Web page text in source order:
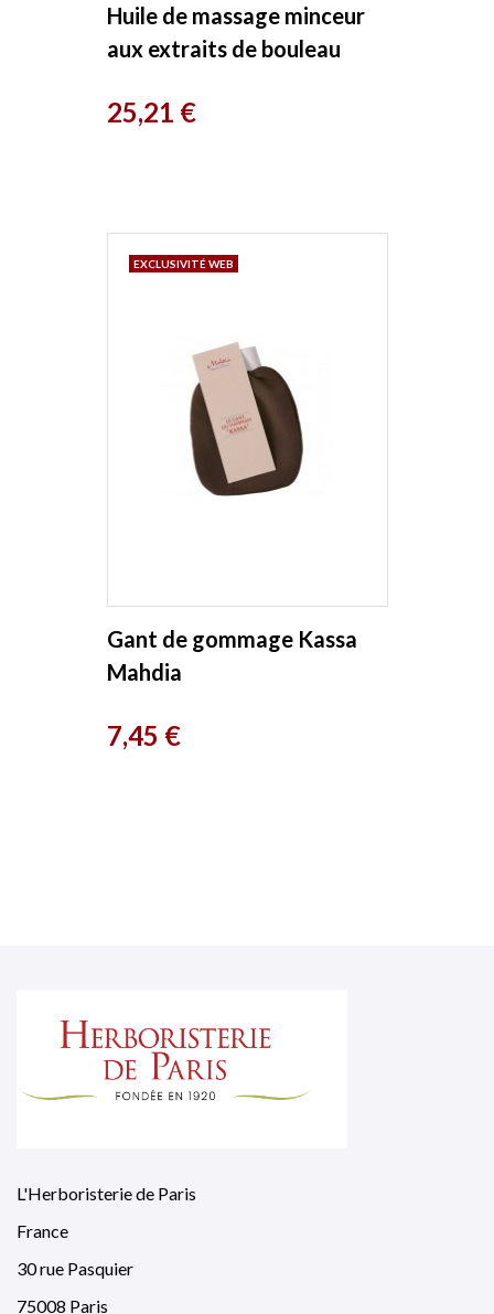
Huile de massage minceur
aux extraits de bouleau
Prix
25,21 €
Gant de gommage Kassa
Mahdia
Prix
7,45 €
EXCLUSIVITÉ WEB
L'Herboristerie de Paris
France
30 rue Pasquier
75008 Paris